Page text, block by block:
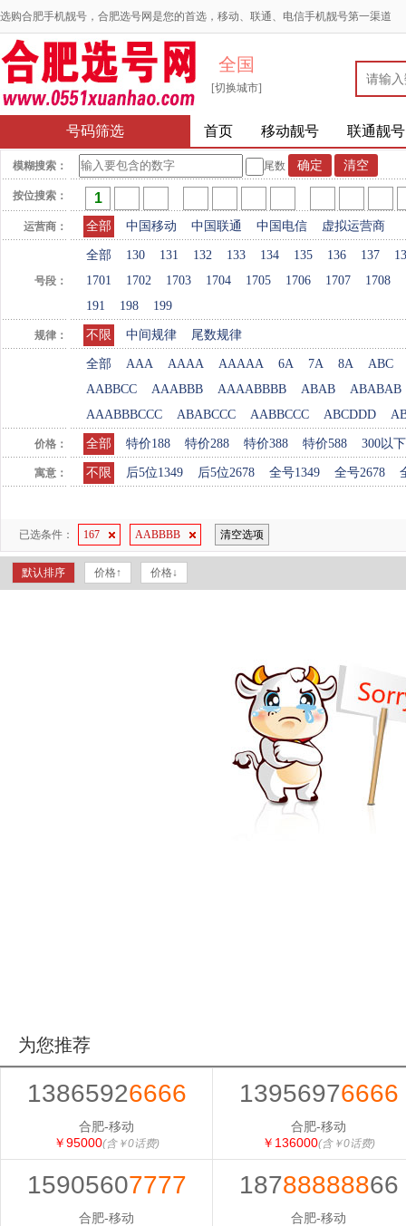
选购合肥手机靓号，合肥选号网是您的首选，移动、联通、电信手机靓号第一渠道
全国
[切换城市]
号码筛选 首页 移动靓号 联通靓号
模糊搜索： 尾数
按位搜索：
运营商： 全部 中国移动 中国联通 中国电信 虚拟运营商
号段：
全部 130 131 132 133 134 135 136 137
1701
1702 1703 1704 1705 1706 1707 1708
191
198 199
规律： 不限 中间规律 尾数规律
全部 AAA AAAA AAAAA 6A 7A 8A
ABC
AABBCC
AAABBB AAAABBBB ABAB
ABABAB
AAABBBCCC
ABABCCC AABBCCC ABCDDD
价格： 全部 特价188 特价288 特价388 特价588 300以下
寓意： 不限 后5位1349 后5位2678 全号1349 全号2678
已选条件： 167 AABBBB 清空选项
默认排序 价格↑ 价格↓
为您推荐
13865926666
合肥-移动
￥95000(含￥0话费)
13956976666
合肥-移动
￥136000(含￥0话费)
15905607777
合肥-移动
18788888866
合肥-移动